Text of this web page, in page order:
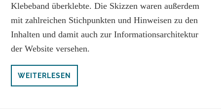
Klebeband überklebte. Die Skizzen waren außerdem
mit zahlreichen Stichpunkten und Hinweisen zu den
Inhalten und damit auch zur Informationsarchitektur
der Website versehen.
WEITERLESEN